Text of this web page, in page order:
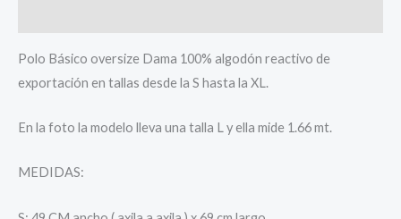
Polo Básico oversize Dama 100% algodón reactivo de
exportación en tallas desde la S hasta la XL.
En la foto la modelo lleva una talla L y ella mide 1.66 mt.
MEDIDAS: